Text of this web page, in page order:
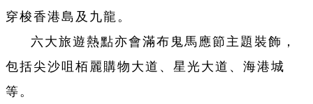
穿梭香港島及九龍。
六大旅遊熱點亦會滿布鬼馬應節主題裝飾，
包括尖沙咀栢麗購物大道、星光大道、海港城
等。